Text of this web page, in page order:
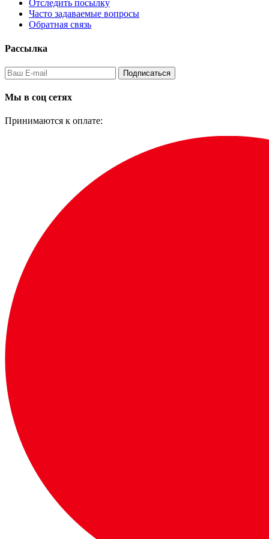
Отследить посылку
Часто задаваемые вопросы
Обратная связь
Рассылка
Подписаться
Мы в соц сетях
Принимаются к оплате: